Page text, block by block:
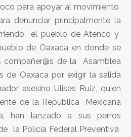
para apoyar al movimiento
denunciar principalmente la
el pueblo de Atenco y
de Oaxaca en donde se
compañer@s de la Asamblea
de Oaxaca por exigir la salida
asesino Ulises Ruiz, quien
de la Republica Mexicana
han lanzado a sus perros
la Policía Federal Preventiva